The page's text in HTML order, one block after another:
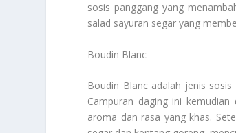
sosis panggang yang
salad sayuran segar yang
Boudin Blanc
Boudin Blanc adalah jenis
Campuran daging ini
aroma dan rasa yang khas.